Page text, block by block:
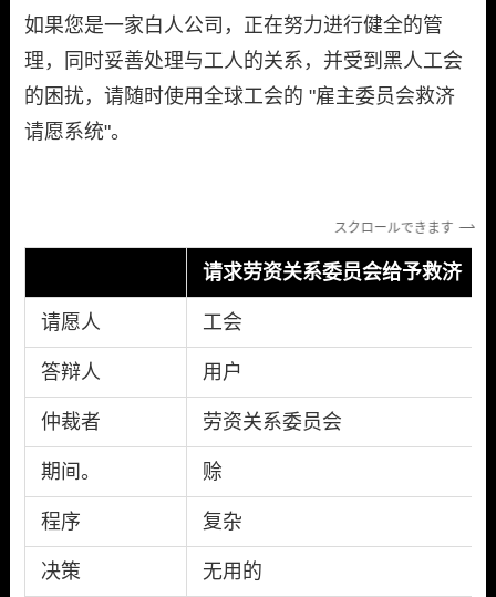
如果您是一家白人公司，正在努力进行健全的管
理，同时妥善处理与工人的关系，并受到黑人工会
的困扰，请随时使用全球工会的 "雇主委员会救济
请愿系统"。
スクロールできます
请求劳资关系委员会给予救济
请愿人 工会
答辩人 用户
仲裁者 劳资关系委员会
期间。 赊
程序 复杂
决策 无用的